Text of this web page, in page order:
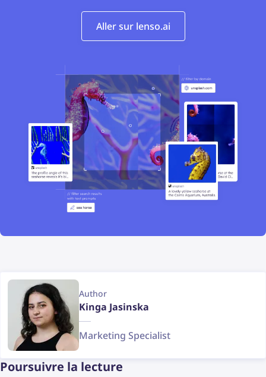
Aller sur lenso.ai
Author
Kinga Jasinska
Marketing Specialist
Poursuivre la lecture